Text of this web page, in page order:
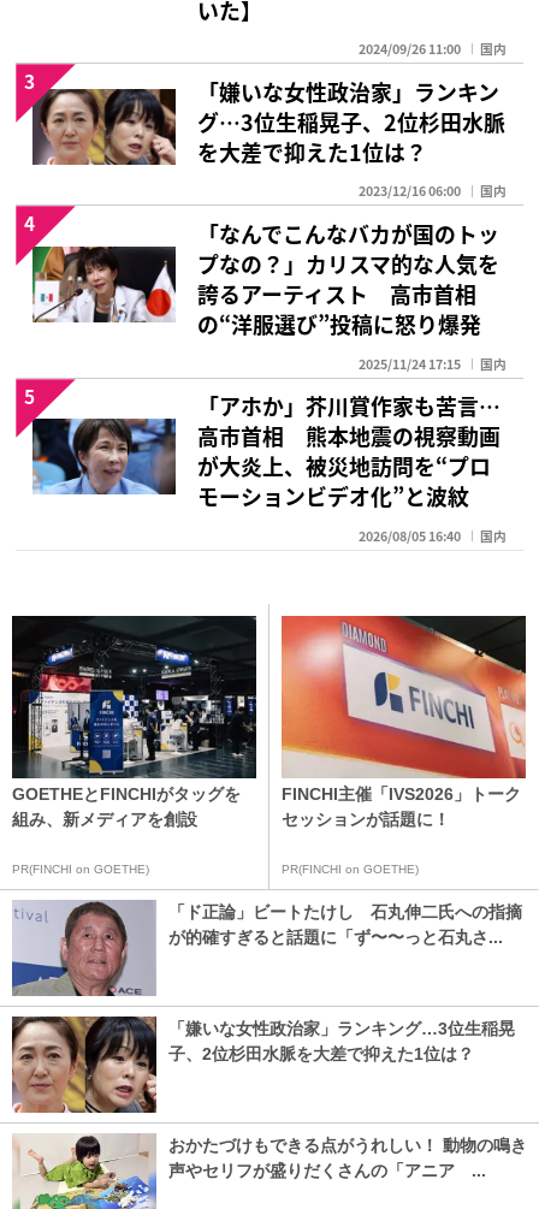
いた】
2024/09/26 11:00 国内
「嫌いな女性政治家」ランキン
グ…3位生稲晃子、2位杉田水脈
を大差で抑えた1位は？
2023/12/16 06:00 国内
3
「なんでこんなバカが国のトッ
プなの？」カリスマ的な人気を
誇るアーティスト 高市首相
の“洋服選び”投稿に怒り爆発
2025/11/24 17:15 国内
4
「アホか」芥川賞作家も苦言…
高市首相 熊本地震の視察動画
が大炎上、被災地訪問を“プロ
モーションビデオ化”と波紋
2026/08/05 16:40 国内
5
GOETHEとFINCHIがタッグを
組み、新メディアを創設
PR(FINCHI on GOETHE)
FINCHI主催「IVS2026」トーク
セッションが話題に！
PR(FINCHI on GOETHE)
「ド正論」ビートたけし 石丸伸二氏への指摘
が的確すぎると話題に「ず〜〜っと石丸さ...
「嫌いな女性政治家」ランキング…3位生稲晃
子、2位杉田水脈を大差で抑えた1位は？
おかたづけもできる点がうれしい！ 動物の鳴き
声やセリフが盛りだくさんの「アニア ...